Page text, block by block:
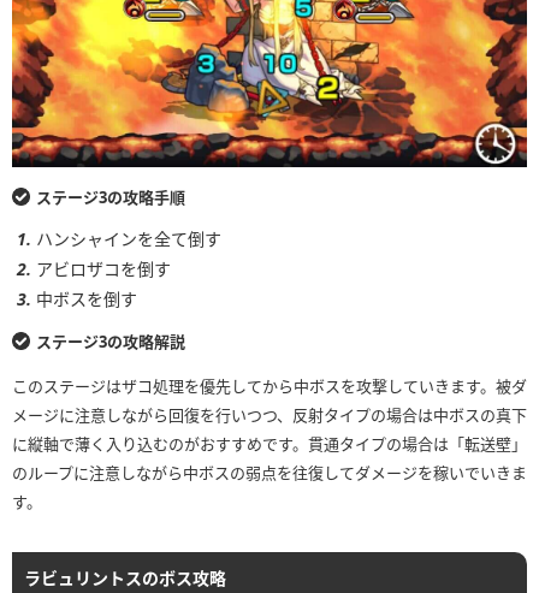
ステージ3の攻略手順
ハンシャインを全て倒す
アビロザコを倒す
中ボスを倒す
ステージ3の攻略解説
このステージはザコ処理を優先してから中ボスを攻撃していきます。被ダ
メージに注意しながら回復を行いつつ、反射タイプの場合は中ボスの真下
に縦軸で薄く入り込むのがおすすめです。貫通タイプの場合は「転送壁」
のループに注意しながら中ボスの弱点を往復してダメージを稼いでいきま
す。
ラビュリントスのボス攻略